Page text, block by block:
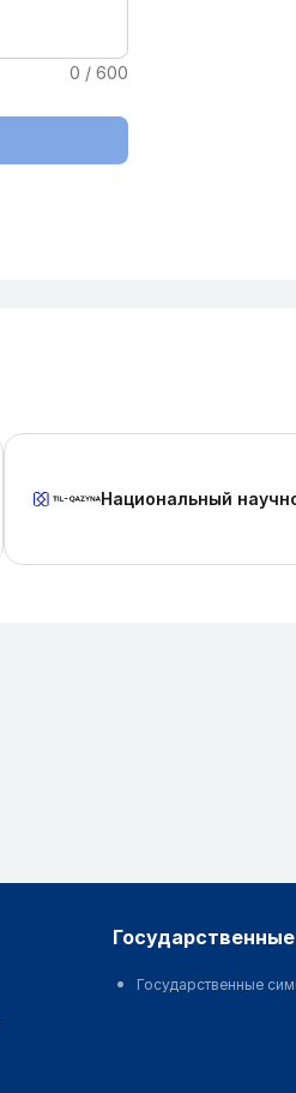
0 / 600
Национальный
Государственные